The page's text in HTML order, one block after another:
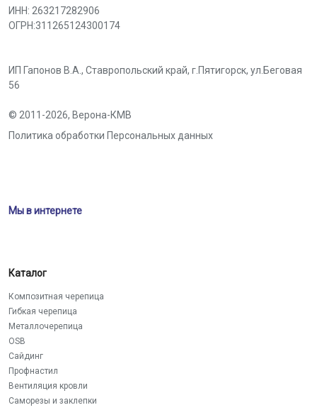
ИНН: 263217282906
ОГРН:311265124300174
ИП Гапонов В.А., Ставропольский край, г.Пятигорск, ул.Беговая
56
© 2011-2026, Верона-КМВ
Политика обработки Персональных данных
Мы в интернете
Каталог
Композитная черепица
Гибкая черепица
Металлочерепица
OSB
Сайдинг
Профнастил
Вентиляция кровли
Саморезы и заклепки